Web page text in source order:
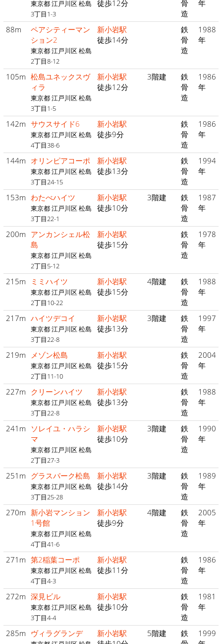
東京都 江戸川区 松島
3丁目1-3
徒歩12分
骨
造
年
88m
ペアシティーマン
ション2
東京都 江戸川区 松島
2丁目8-12
新小岩駅
徒歩14分
鉄
骨
造
1988
年
105m 松島ユネックスヴ
ィラ
東京都 江戸川区 松島
3丁目1-5
新小岩駅
徒歩12分
3階建
鉄
骨
造
1986
年
142m サウスサイド6
東京都 江戸川区 松島
4丁目38-6
新小岩駅
徒歩9分
鉄
骨
造
1986
年
144m オリンピアコーポ
東京都 江戸川区 松島
3丁目24-15
新小岩駅
徒歩13分
鉄
骨
造
1994
年
153m わたべハイツ
東京都 江戸川区 松島
3丁目22-1
新小岩駅
徒歩10分
3階建
鉄
骨
造
1987
年
200m アンカンシェル松
島
東京都 江戸川区 松島
2丁目5-12
新小岩駅
徒歩15分
鉄
骨
造
1978
年
215m ミミハイツ
東京都 江戸川区 松島
2丁目10-22
新小岩駅
徒歩15分
4階建
鉄
骨
造
1988
年
217m ハイツデコイ
東京都 江戸川区 松島
3丁目22-8
新小岩駅
徒歩13分
3階建
鉄
骨
造
1997
年
219m メゾン松島
東京都 江戸川区 松島
2丁目11-10
新小岩駅
徒歩15分
鉄
骨
造
2004
年
227m クリーンハイツ
東京都 江戸川区 松島
3丁目22-8
新小岩駅
徒歩13分
鉄
骨
造
1988
年
241m
ソレイユ・ハラシ
マ
東京都 江戸川区 松島
2丁目27-3
新小岩駅
徒歩10分
3階建
鉄
骨
造
1990
年
251m グラスパーク松島
東京都 江戸川区 松島
3丁目25-28
新小岩駅
徒歩14分
3階建
鉄
骨
造
1989
年
270m 新小岩マンション
1号館
東京都 江戸川区 松島
4丁目41-6
新小岩駅
徒歩9分
4階建
鉄
骨
造
2005
年
271m 第2稲葉コーポ
東京都 江戸川区 松島
4丁目4-3
新小岩駅
徒歩11分
鉄
骨
造
1986
年
272m 深見ビル
東京都 江戸川区 松島
3丁目4-4
新小岩駅
徒歩10分
鉄
骨
造
1981
年
285m ヴィラグランデ
新小岩駅
5階建
鉄
1999